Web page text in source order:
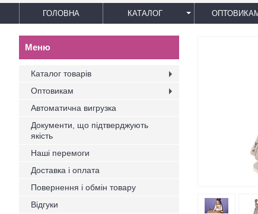
ГОЛОВНА КАТАЛОГ
Каталог товарів
Оптовикам
Автоматична вигрузка
Документи, що підтверджують
якість
Наші перемоги
Доставка і оплата
Повернення і обмін товару
Відгуки